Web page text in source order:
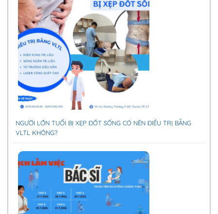
NGƯỜI LỚN TUỔI BỊ XẸP ĐỐT SỐNG CÓ NÊN ĐIỀU TRỊ BẰNG
VLTL KHÔNG?